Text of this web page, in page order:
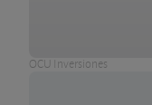
OCU Inversiones